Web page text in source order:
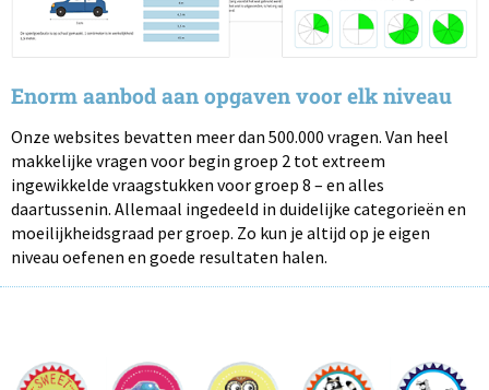
Enorm aanbod aan opgaven voor elk niveau
Onze websites bevatten meer dan 500.000 vragen. Van heel
makkelijke vragen voor begin groep 2 tot extreem
ingewikkelde vraagstukken voor groep 8 – en alles
daartussenin. Allemaal ingedeeld in duidelijke categorieën en
moeilijkheidsgraad per groep. Zo kun je altijd op je eigen
niveau oefenen en goede resultaten halen.